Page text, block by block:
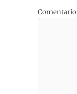
Comentario